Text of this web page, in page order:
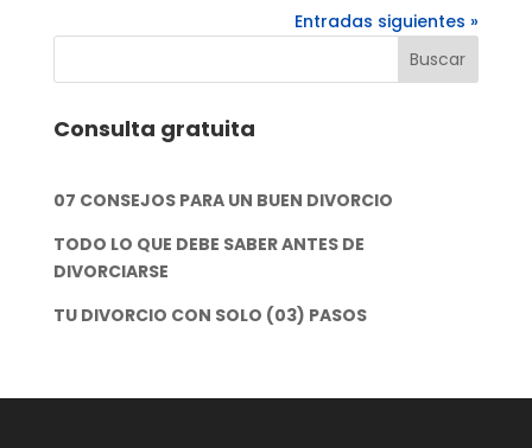
Entradas siguientes »
Consulta gratuita
07 CONSEJOS PARA UN BUEN DIVORCIO
TODO LO QUE DEBE SABER ANTES DE
DIVORCIARSE
TU DIVORCIO CON SOLO (03) PASOS